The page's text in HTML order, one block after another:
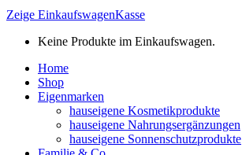
Zeige EinkaufswagenKasse
Keine Produkte im Einkaufswagen.
Home
Shop
Eigenmarken
hauseigene Kosmetikprodukte
hauseigene Nahrungsergänzungen
hauseigene Sonnenschutzprodukte